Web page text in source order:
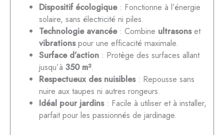
Dispositif écologique: Fonctionne à l’énergie
solaire, sans électricité ni piles.
Technologie avancée: Combine ultrasonset
vibrationspour une efficacité maximale.
Surface d’action : Protège des surfaces allant
jusqu’à350 m².
Respectueux des nuisibles: Repousse sans
nuire aux taupes ni autres rongeurs.
Idéal pour jardins: Facile à utiliser et à installer,
parfait pour les passionnés de jardinage.